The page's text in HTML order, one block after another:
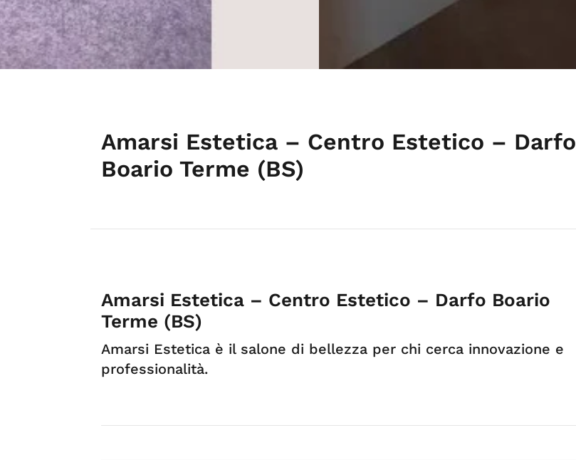
Amarsi Estetica – Centro Estetico – Darfo
Boario Terme (BS)
Amarsi Estetica – Centro Estetico – Darfo Boario
Terme (BS)
Amarsi Estetica è il salone di bellezza per chi cerca innovazione e
professionalità.